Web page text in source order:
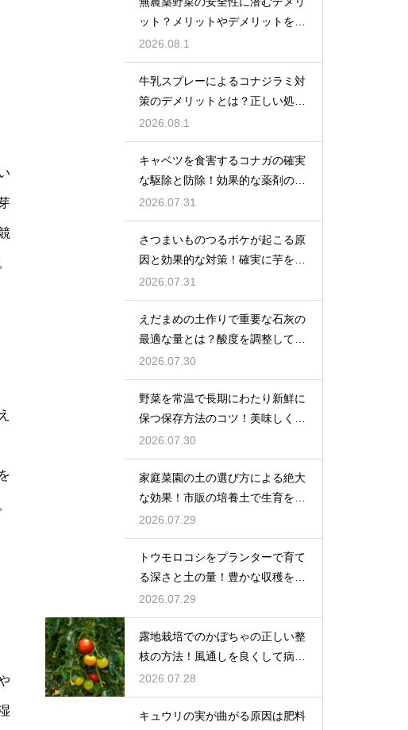
ット？メリットやデメリットを徹
底的に検証
2026.08.1
牛乳スプレーによるコナジラミ対
策のデメリットとは？正しい処理
で防ぐ
2026.08.1
キャベツを食害するコナガの確実
な駆除と防除！効果的な薬剤の選
び方
2026.07.31
さつまいものつるボケが起こる原
因と効果的な対策！確実に芋を肥
大化
2026.07.31
えだまめの土作りで重要な石灰の
最適な量とは？酸度を調整して生
育を促す
2026.07.30
野菜を常温で長期にわたり新鮮に
保つ保存方法のコツ！美味しく食
べ切る
2026.07.30
家庭菜園の土の選び方による絶大
な効果！市販の培養土で生育を劇
的に改善
2026.07.29
トウモロコシをプランターで育て
る深さと土の量！豊かな収穫を目
指す
2026.07.29
露地栽培でのかぼちゃの正しい整
枝の方法！風通しを良くして病気
を予防
2026.07.28
キュウリの実が曲がる原因は肥料